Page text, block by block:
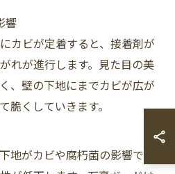
響
カビが定着すると、接着剤が
れが進行します。見た目の美
、壁の下地にまでカビが広が
脆くしていきます。
地がカビや腐朽菌の影響で強